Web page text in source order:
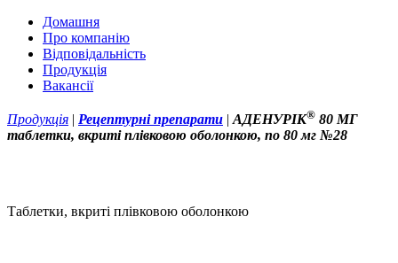
Домашня
Про компанію
Відповідальність
Продукція
Вакансії
Продукція | Рецептурні препарати | АДЕНУРІК® 80 МГ
таблетки, вкриті плівковою оболонкою, по 80 мг №28
Таблетки, вкриті плівковою оболонкою